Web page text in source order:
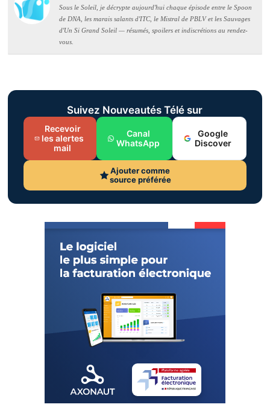
Sous le Soleil, je décrypte aujourd'hui chaque épisode entre le Spoon
de DNA, les marais salants d'ITC, le Mistral de PBLV et les Sauvages
d'Un Si Grand Soleil — résumés, spoilers et indiscrétions au rendez-
vous.
Suivez Nouveautés Télé sur
Recevoir
les alertes
mail
Canal
WhatsApp
Google
Discover
Ajouter comme
source préférée